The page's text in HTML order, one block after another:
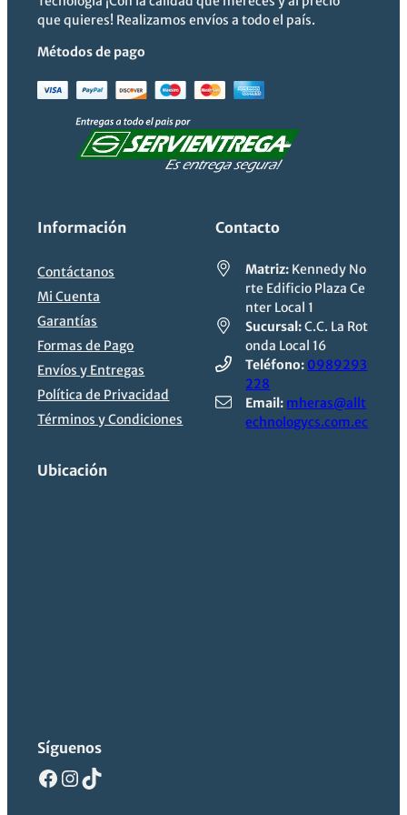
que quieres! Realizamos envíos a todo el país.
Métodos de pago
Información
Contáctanos
Mi Cuenta
Garantías
Formas de Pago
Envíos y Entregas
Política de Privacidad
Términos y Condiciones
Contacto
Matriz: Kennedy No
rte Edificio Plaza Ce
nter Local 1
Sucursal:C.C. La Rot
onda Local 16
Teléfono: 0989293
228
Email: mheras@allt
echnologycs.com.ec
Ubicación
Síguenos
Facebook
Instagram
TikTok